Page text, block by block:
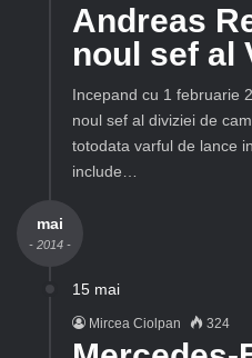
Andreas
noul sef al
Incepand cu 1 februarie
noul sef al diviziei de
totodata varful de lance
include…
mai
- 2014 -
15 mai
Mircea Ciolpan 324